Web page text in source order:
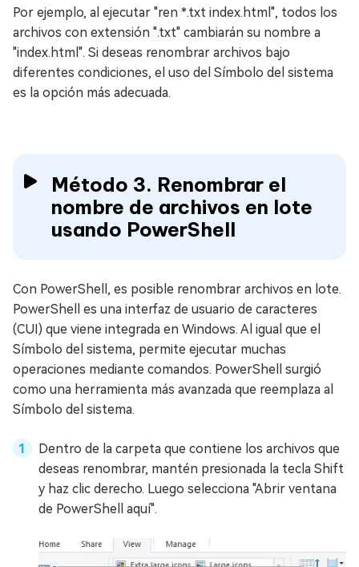
Por ejemplo, al ejecutar "ren *.txt index.html", todos los
archivos con extensión ".txt" cambiarán su nombre a
"index.html". Si deseas renombrar archivos bajo
diferentes condiciones, el uso del Símbolo del sistema
es la opción más adecuada.
Método 3. Renombrar el
nombre de archivos en lote
usando PowerShell
Con PowerShell, es posible renombrar archivos en lote.
PowerShell es una interfaz de usuario de caracteres
(CUI) que viene integrada en Windows. Al igual que el
Símbolo del sistema, permite ejecutar muchas
operaciones mediante comandos. PowerShell surgió
como una herramienta más avanzada que reemplaza al
Símbolo del sistema.
Dentro de la carpeta que contiene los archivos que
deseas renombrar, mantén presionada la tecla Shift
y haz clic derecho. Luego selecciona "Abrir ventana
de PowerShell aquí".